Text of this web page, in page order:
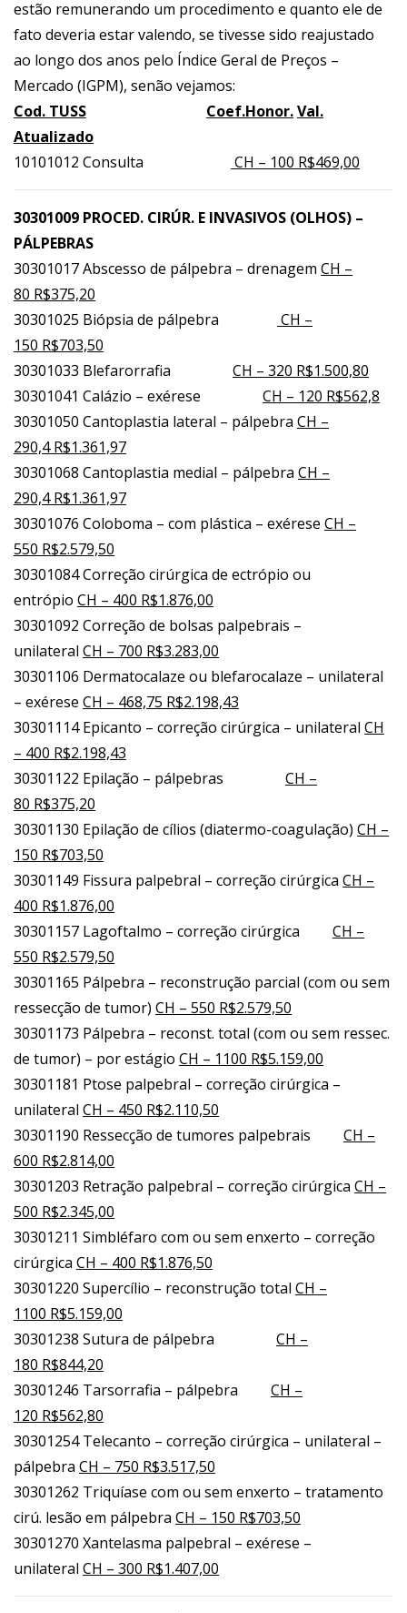
estão remunerando um procedimento e quanto ele de
fato deveria estar valendo, se tivesse sido reajustado
ao longo dos anos pelo Índice Geral de Preços –
Mercado (IGPM), senão vejamos:
Cod. TUSS
Coef.Honor.Val.
Atualizado
10101012 Consulta
CH – 100 R$469,00
30301009 PROCED. CIRÚR. E INVASIVOS (OLHOS) –
PÁLPEBRAS
30301017 Abscesso de pálpebra – drenagem CH –
80 R$375,20
30301025 Biópsia de pálpebra
CH –
150 R$703,50
30301033 Blefarorrafia CH – 320 R$1.500,80
30301041 Calázio – exérese CH – 120 R$562,8
30301050 Cantoplastia lateral – pálpebra CH –
290,4 R$1.361,97
30301068 Cantoplastia medial – pálpebra CH –
290,4 R$1.361,97
30301076 Coloboma – com plástica – exérese CH –
550 R$2.579,50
30301084 Correção cirúrgica de ectrópio ou
entrópio CH – 400 R$1.876,00
30301092 Correção de bolsas palpebrais –
unilateral CH – 700 R$3.283,00
30301106 Dermatocalaze ou blefarocalaze – unilateral
– exérese CH – 468,75 R$2.198,43
30301114 Epicanto – correção cirúrgica – unilateral CH
– 400 R$2.198,43
30301122 Epilação – pálpebras CH –
80 R$375,20
30301130 Epilação de cílios (diatermo-coagulação) CH –
150 R$703,50
30301149 Fissura palpebral – correção cirúrgica CH –
400 R$1.876,00
30301157 Lagoftalmo – correção cirúrgica CH –
550 R$2.579,50
30301165 Pálpebra – reconstrução parcial (com ou sem
ressecção de tumor) CH – 550 R$2.579,50
30301173 Pálpebra – reconst. total (com ou sem ressec.
de tumor) – por estágio CH – 1100 R$5.159,00
30301181 Ptose palpebral – correção cirúrgica –
unilateral CH – 450 R$2.110,50
30301190 Ressecção de tumores palpebrais CH –
600 R$2.814,00
30301203 Retração palpebral – correção cirúrgica CH –
500 R$2.345,00
30301211 Simbléfaro com ou sem enxerto – correção
cirúrgica CH – 400 R$1.876,50
30301220 Supercílio – reconstrução total CH –
1100 R$5.159,00
30301238 Sutura de pálpebra CH –
180 R$844,20
30301246 Tarsorrafia – pálpebra CH –
120 R$562,80
30301254 Telecanto – correção cirúrgica – unilateral –
pálpebra CH – 750 R$3.517,50
30301262 Triquíase com ou sem enxerto – tratamento
cirú. lesão em pálpebra CH – 150 R$703,50
30301270 Xantelasma palpebral – exérese –
unilateral CH – 300 R$1.407,00